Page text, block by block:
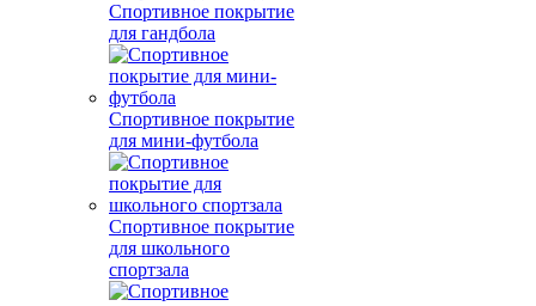
Спортивное покрытие
для гандбола
Спортивное покрытие
для мини-футбола
Спортивное покрытие
для школьного
спортзала